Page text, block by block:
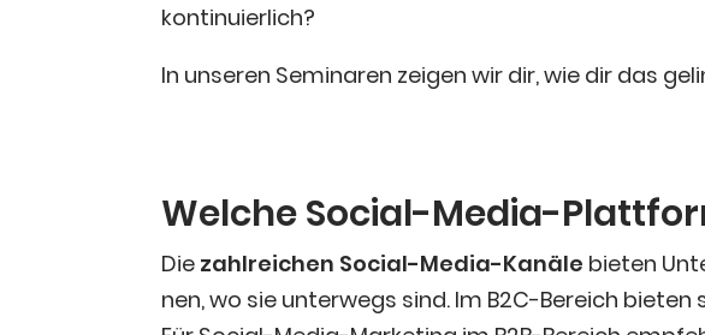
kontinuierlich?
In unse­ren Semi­na­ren zei­gen wir dir, wie dir das
Wel­che Social-Media-
Die zahl­rei­chen Social-Media-Kanä­le bie­ten
nen, wo sie unter­wegs sind. Im B2C-Bereich bie­ten